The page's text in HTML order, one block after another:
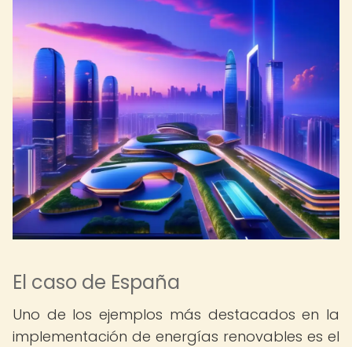
El caso de España
Uno de los ejemplos más destacados en la
implementación de energías renovables es el